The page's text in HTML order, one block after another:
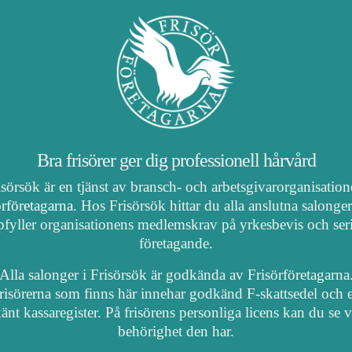
Bra frisörer ger dig professionell hårvård
är en tjänst av bransch- och
. Hos Frisörsök hittar du alla anslutna
organisationens medlemskrav på yrkesbevis och
företagande.
Alla salonger i Frisörsök är godkända av
som finns här innehar godkänd F-skattsedel och
kassaregister. På frisörens personliga licens kan du se
behörighet den har.